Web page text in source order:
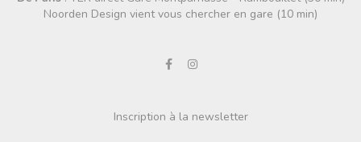
Noorden Design vient vous chercher en gare (10 min)
Inscription à la newsletter